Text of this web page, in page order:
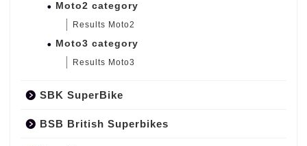
Moto2 category
Results Moto2
Moto3 category
Results Moto3
SBK SuperBike
BSB British Superbikes